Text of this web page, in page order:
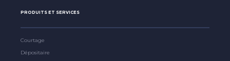
PRODUITS ET SERVICES
Courtage
Dépositaire